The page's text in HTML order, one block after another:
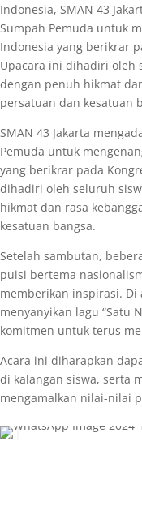
Indonesia, SMAN 43
Sumpah Pemuda untuk
Indonesia yang berikrar
Upacara ini dihadiri oleh
dengan penuh hikmat
persatuan dan kesatuan
SMAN 43 Jakarta
Pemuda untuk
yang berikrar pada
dihadiri oleh seluruh
hikmat dan rasa
kesatuan bangsa.
Setelah sambutan,
puisi bertema
memberikan inspirasi. Di
menyanyikan lagu “Satu
komitmen untuk terus
Acara ini diharapkan
di kalangan siswa, serta
mengamalkan nilai-nilai